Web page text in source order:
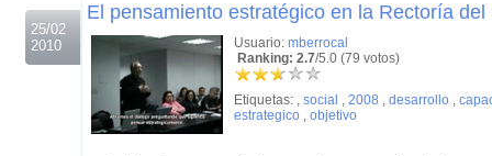
25/02
2010
El pensamiento estratégico en la Rectoría del
Usuario: mberrocal
Ranking: 2.7/5.0 (79 votos)
Etiquetas: , social , 2008 , desarrollo ,
estrategico , objetivo